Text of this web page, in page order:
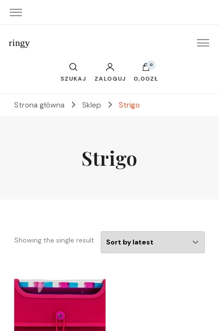
ringy
SZUKAJ ZALOGUJ
0
0,00ZŁ
Strona główna Sklep Strigo
Strigo
Showing the single result